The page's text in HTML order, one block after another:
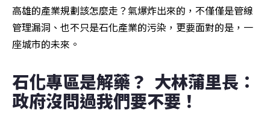
高雄的產業規劃該怎麼走？氣爆炸出來的，不僅僅是管線
管理漏洞、也不只是石化產業的污染，更要面對的是，一
座城市的未來。
石化專區是解藥？  大林蒲里長：
政府沒問過我們要不要！